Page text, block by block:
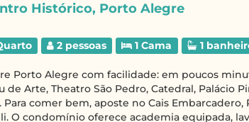
Histórico, Porto Alegre
2 pessoas 1 Cama 1
Porto Alegre com facilidade: em poucos
de Arte, Theatro São Pedro, Catedral, Palácio
Para comer bem, aposte no Cais
O condomínio oferece academia equipada,